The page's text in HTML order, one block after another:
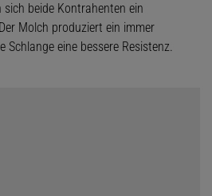
beide Kontrahenten ein
Molch produziert ein immer
Schlange eine bessere Resistenz.